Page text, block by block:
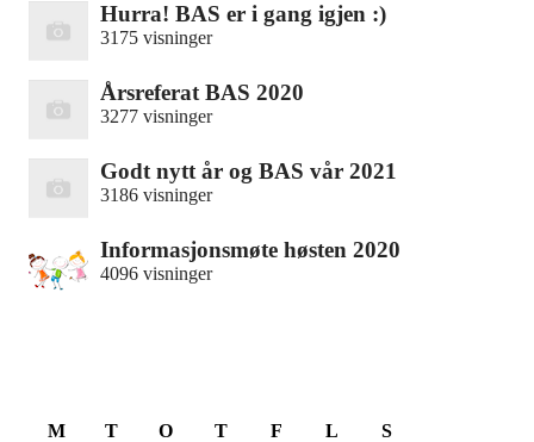
Hurra! BAS er i gang igjen :)
3175 visninger
Årsreferat BAS 2020
3277 visninger
Godt nytt år og BAS vår 2021
3186 visninger
Informasjonsmøte høsten 2020
4096 visninger
M T O T F L S